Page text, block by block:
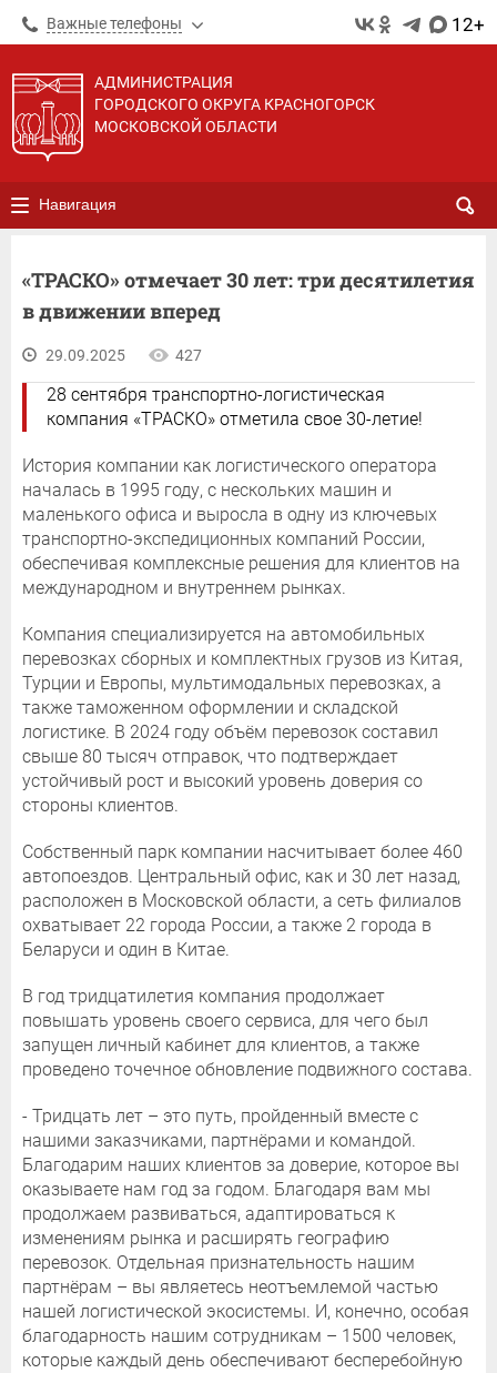
Важные телефоны 12+
АДМИНИСТРАЦИЯ
ГОРОДСКОГО ОКРУГА КРАСНОГОРСК
МОСКОВСКОЙ ОБЛАСТИ
Навигация
«ТРАСКО» отмечает 30 лет: три десятилетия
в движении вперед
29.09.2025 427
28 сентября транспортно-логистическая
компания «ТРАСКО» отметила свое 30-летие!
История компании как логистического оператора
началась в 1995 году, с нескольких машин и
маленького офиса и выросла в одну из ключевых
транспортно-экспедиционных компаний России,
обеспечивая комплексные решения для клиентов на
международном и внутреннем рынках.
Компания специализируется на автомобильных
перевозках сборных и комплектных грузов из Китая,
Турции и Европы, мультимодальных перевозках, а
также таможенном оформлении и складской
логистике. В 2024 году объём перевозок составил
свыше 80 тысяч отправок, что подтверждает
устойчивый рост и высокий уровень доверия со
стороны клиентов.
Собственный парк компании насчитывает более 460
автопоездов. Центральный офис, как и 30 лет назад,
расположен в Московской области, а сеть филиалов
охватывает 22 города России, а также 2 города в
Беларуси и один в Китае.
В год тридцатилетия компания продолжает
повышать уровень своего сервиса, для чего был
запущен личный кабинет для клиентов, а также
проведено точечное обновление подвижного состава.
- Тридцать лет – это путь, пройденный вместе с
нашими заказчиками, партнёрами и командой.
Благодарим наших клиентов за доверие, которое вы
оказываете нам год за годом. Благодаря вам мы
продолжаем развиваться, адаптироваться к
изменениям рынка и расширять географию
перевозок. Отдельная признательность нашим
партнёрам – вы являетесь неотъемлемой частью
нашей логистической экосистемы. И, конечно, особая
благодарность нашим сотрудникам – 1500 человек,
которые каждый день обеспечивают бесперебойную